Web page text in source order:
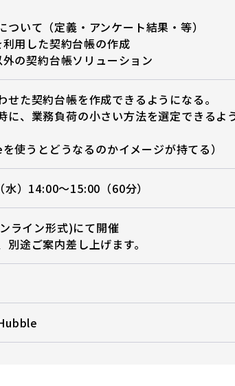
ついて（定義・アンケート結果・等）
用した契約台帳の作成
の契約台帳ソリューション
せた契約台帳を作成できるようになる。
に、業務負荷の小さい方法を選定できるよ
を使うとどうなるのかイメージが持てる）
）14:00〜15:00（60分）
ライン形式)にて開催
途ご案内差し上げます。